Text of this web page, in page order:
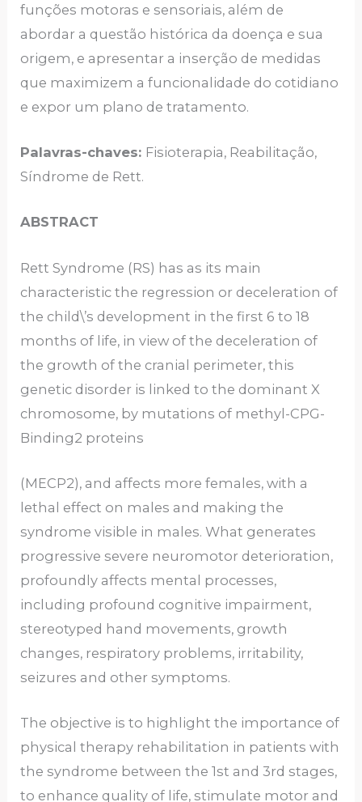
funções motoras e sensoriais, além de
abordar a questão histórica da doença e sua
origem, e apresentar a inserção de medidas
que maximizem a funcionalidade do cotidiano
e expor um plano de tratamento.
Palavras-chaves: Fisioterapia, Reabilitação,
Síndrome de Rett.
ABSTRACT
Rett Syndrome (RS) has as its main
characteristic the regression or deceleration of
the child\’s development in the first 6 to 18
months of life, in view of the deceleration of
the growth of the cranial perimeter, this
genetic disorder is linked to the dominant X
chromosome, by mutations of methyl-CPG-
Binding2 proteins
(MECP2), and affects more females, with a
lethal effect on males and making the
syndrome visible in males. What generates
progressive severe neuromotor deterioration,
profoundly affects mental processes,
including profound cognitive impairment,
stereotyped hand movements, growth
changes, respiratory problems, irritability,
seizures and other symptoms.
The objective is to highlight the importance of
physical therapy rehabilitation in patients with
the syndrome between the 1st and 3rd stages,
to enhance quality of life, stimulate motor and